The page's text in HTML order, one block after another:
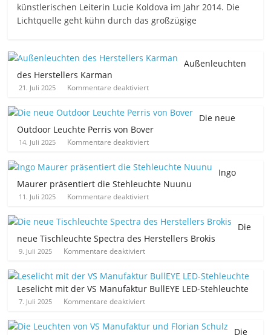
künstlerischen Leiterin Lucie Koldova im Jahr 2014. Die
Lichtquelle geht kühn durch das großzügige
Außenleuchten
des Herstellers Karman
21. Juli 2025 Kommentare deaktiviert
Die neue
Outdoor Leuchte Perris von Bover
14. Juli 2025 Kommentare deaktiviert
Ingo
Maurer präsentiert die Stehleuchte Nuunu
11. Juli 2025 Kommentare deaktiviert
Die
neue Tischleuchte Spectra des Herstellers Brokis
9. Juli 2025 Kommentare deaktiviert
Leselicht mit der VS Manufaktur BullEYE LED-Stehleuchte
7. Juli 2025 Kommentare deaktiviert
Die